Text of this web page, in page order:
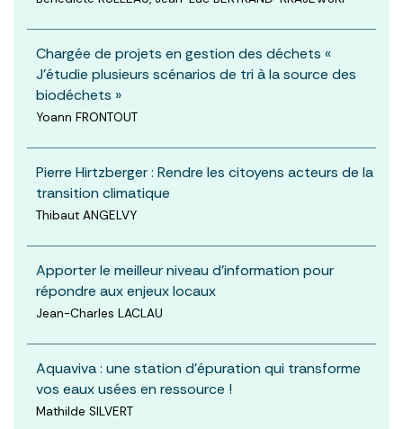
Chargée de projets en gestion des déchets «
J’étudie plusieurs scénarios de tri à la source des
biodéchets »
Yoann FRONTOUT
Pierre Hirtzberger : Rendre les citoyens acteurs de la
transition climatique
Thibaut ANGELVY
Apporter le meilleur niveau d’information pour
répondre aux enjeux locaux
Jean-Charles LACLAU
Aquaviva : une station d’épuration qui transforme
vos eaux usées en ressource !
Mathilde SILVERT